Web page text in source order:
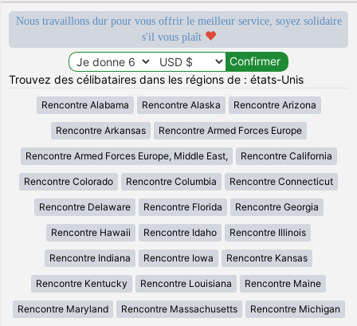
Nous travaillons dur pour vous offrir le meilleur service, soyez solidaire
s'il vous plaît
Trouvez des célibataires dans les régions de : états-Unis
Rencontre Alabama Rencontre Alaska Rencontre Arizona
Rencontre Arkansas Rencontre Armed Forces Europe
Rencontre Armed Forces Europe, Middle East, Rencontre California
Rencontre Colorado Rencontre Columbia Rencontre Connecticut
Rencontre Delaware Rencontre Florida Rencontre Georgia
Rencontre Hawaii Rencontre Idaho Rencontre Illinois
Rencontre Indiana Rencontre Iowa Rencontre Kansas
Rencontre Kentucky Rencontre Louisiana Rencontre Maine
Rencontre Maryland Rencontre Massachusetts Rencontre Michigan